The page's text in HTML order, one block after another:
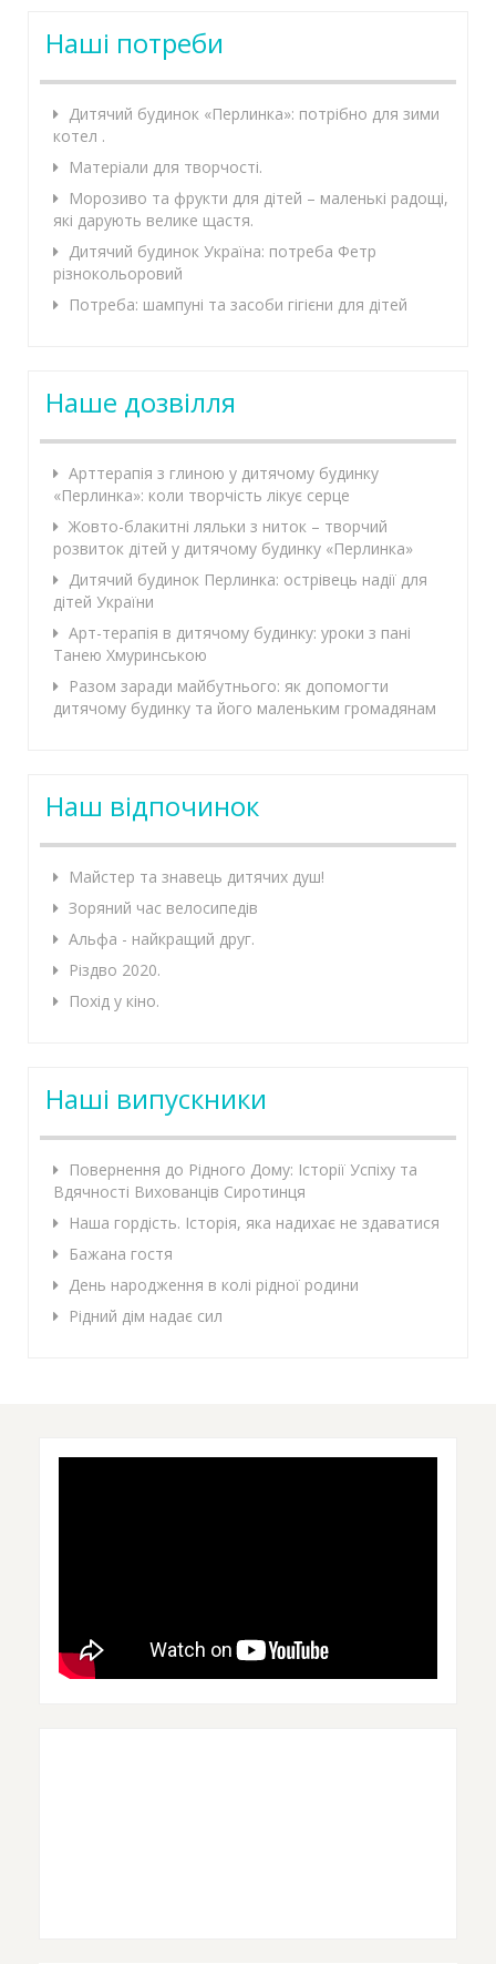
Наші потреби
Дитячий будинок «Перлинка»: потрібно для зими
котел .
Матеріали для творчості.
Морозиво та фрукти для дітей – маленькі радощі,
які дарують велике щастя.
Дитячий будинок Україна: потреба Фетр
різнокольоровий
Потреба: шампуні та засоби гігієни для дітей
Наше дозвілля
Арттерапія з глиною у дитячому будинку
«Перлинка»: коли творчість лікує серце
Жовто-блакитні ляльки з ниток – творчий
розвиток дітей у дитячому будинку «Перлинка»
Дитячий будинок Перлинка: острівець надії для
дітей України
Арт-терапія в дитячому будинку: уроки з пані
Танею Хмуринською
Разом заради майбутнього: як допомогти
дитячому будинку та його маленьким громадянам
Наш відпочинок
Майстер та знавець дитячих душ!
Зоряний час велосипедів
Альфа - найкращий друг.
Різдво 2020.
Похід у кіно.
Наші випускники
Повернення до Рідного Дому: Історії Успіху та
Вдячності Вихованців Сиротинця
Наша гордість. Історія, яка надихає не здаватися
Бажана гостя
День народження в колі рідної родини
Рідний дім надає сил